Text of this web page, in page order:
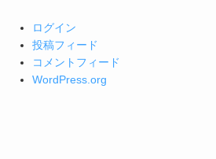
ログイン
投稿フィード
コメントフィード
WordPress.org